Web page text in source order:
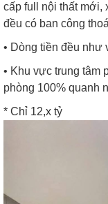
cấp full nội thất mới,
đều có ban công
• Dòng tiền đều như
• Khu vực trung tâm
phòng 100% quanh
* Chỉ 12,x tỷ